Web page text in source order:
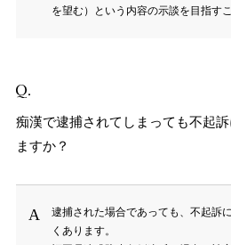
を望む）という内容の示談を目指す
痴漢で逮捕されてしまっても不起
ますか？
逮捕された場合であっても、不起訴
くあります。